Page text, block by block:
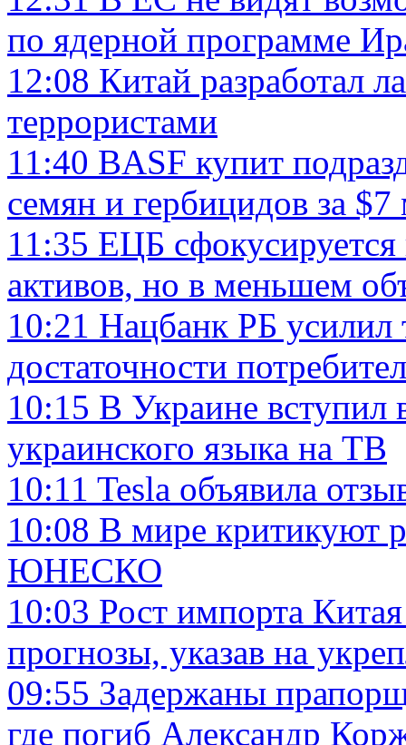
по ядерной программе
12:08 Китай разработал
террористами
11:40 BASF купит
семян и гербицидов за $7
11:35 ЕЦБ сфокусируется
активов, но в меньшем
10:21 Нацбанк РБ усилил
достаточности
10:15 В Украине вступил
украинского языка на ТВ
10:11 Tesla объявила
10:08 В мире критикуют
ЮНЕСКО
10:03 Рост импорта
прогнозы, указав на
09:55 Задержаны
где погиб Александр